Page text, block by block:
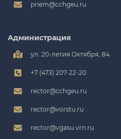
priem@cchgeu.ru
Администрация
ул. 20-летия Октября, 84
+7 (473) 207-22-20
rector@cchgeu.ru
rector@vorstu.ru
rector@vgasu.vrn.ru